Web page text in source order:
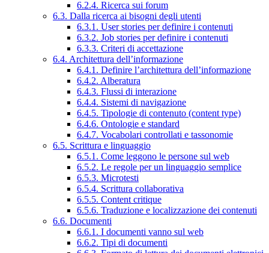
6.2.4. Ricerca sui forum
6.3. Dalla ricerca ai bisogni degli utenti
6.3.1. User stories per definire i contenuti
6.3.2. Job stories per definire i contenuti
6.3.3. Criteri di accettazione
6.4. Architettura dell’informazione
6.4.1. Definire l’architettura dell’informazione
6.4.2. Alberatura
6.4.3. Flussi di interazione
6.4.4. Sistemi di navigazione
6.4.5. Tipologie di contenuto (content type)
6.4.6. Ontologie e standard
6.4.7. Vocabolari controllati e tassonomie
6.5. Scrittura e linguaggio
6.5.1. Come leggono le persone sul web
6.5.2. Le regole per un linguaggio semplice
6.5.3. Microtesti
6.5.4. Scrittura collaborativa
6.5.5. Content critique
6.5.6. Traduzione e localizzazione dei contenuti
6.6. Documenti
6.6.1. I documenti vanno sul web
6.6.2. Tipi di documenti